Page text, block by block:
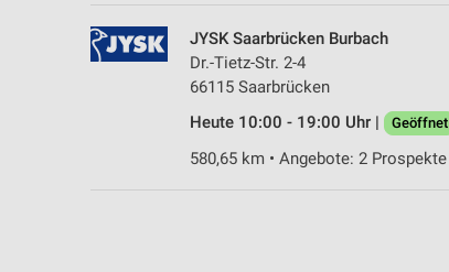
JYSK Saarbrücken Burbach
Dr.-Tietz-Str. 2-4
66115 Saarbrücken
Heute 10:00 - 19:00 Uhr |
Geöffnet
580,65 km • Angebote: 2 Prospekte